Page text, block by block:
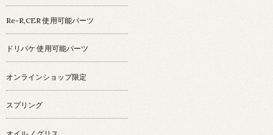
Re-R,CER 使用可能パーツ
ドリパケ 使用可能パーツ
オンラインショップ限定
スプリング